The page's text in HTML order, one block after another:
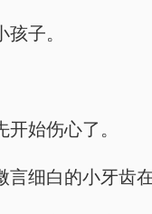
子。
始伤心了。
细白的小牙齿